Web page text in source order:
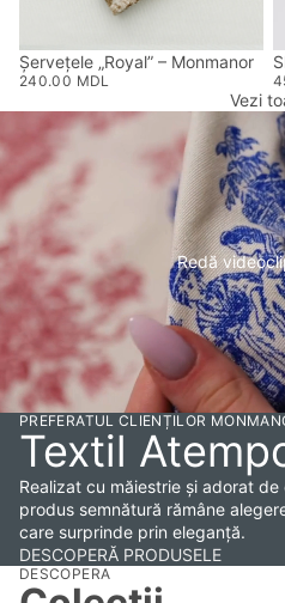
Șervețele „Royal” – Monmanor
240.00 MDL
Vezi
Redă
PREFERATUL CLIENȚILOR
Textil
Realizat cu măiestrie și adorat
produs semnătură rămâne
care surprinde prin eleganță.
DESCOPERĂ PRODUSELE
DESCOPERA